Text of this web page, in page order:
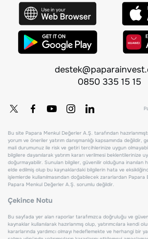
0850 335 15 15
Bu site Papara Menkul Değerler A.Ş. tarafından
yorum ve öneriler yatırım danışmanlığı kapsamında
mali durumunuz ile risk ve getiri tercihlerinize uygun
bilgilere dayanılarak yatırım kararı verilmesi beklentilerinize
doğurmayabilir. Sunulan bilgiler, güvenilir olduğuna inanılan
elde edilmiş olup bu kaynaklardaki bilgilerin hata ve
işlemlerde kullanılmasından doğabilecek zararlardan Papara
Papara Menkul Değerler A.Ş. sorumlu değildir.
Çekince Notu
Bu sayfada yer alan raporlar tarafımızca doğruluğu ve
kaynaklar kullanılarak hazırlanmış olup, yatırımcılara kendi
kararlarında yardımcı olmayı hedeflemekte ve herhangi bir